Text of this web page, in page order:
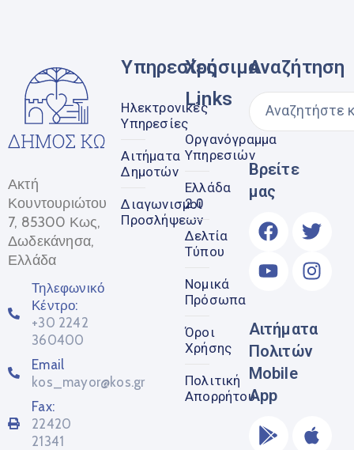
Ακτή
Κουντουριώτου
7, 85300 Κως,
Δωδεκάνησα,
Ελλάδα
Τηλεφωνικό
Κέντρο:
+30 2242
360400
Email
kos_mayor@kos.gr
Fax:
22420
21341
Υπηρεσίες
Ηλεκτρονικές
Υπηρεσίες
Αιτήματα
Δημοτών
Διαγωνισμοί
Προσλήψεων
Χρήσιμα
Links
Οργανόγραμμα
Υπηρεσιών
Ελλάδα
2.0
Δελτία
Τύπου
Νομικά
Πρόσωπα
Όροι
Χρήσης
Πολιτική
Απορρήτου
Αναζήτηση
Βρείτε
μας
Αιτήματα
Πολιτών
Mobile
App